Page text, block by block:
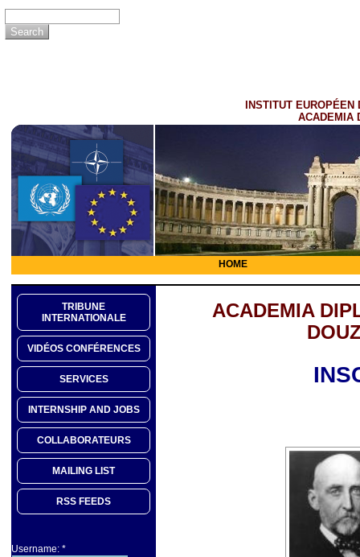
INSTITUT EUROPÉEN
ACADEMIA
HOME
TRIBUNE
INTERNATIONALE
VIDÉOS CONFÉRENCES
SERVICES
INTERNSHIP AND JOBS
COLLABORATEURS
MAILING LIST
RSS FEEDS
Username: *
ACADEMIA